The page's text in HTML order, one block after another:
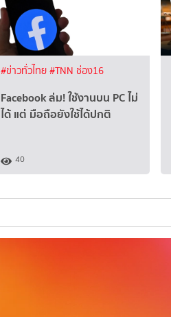
#ข่าวทั่วไทย#TNN ช่อง16
Facebook ล่ม! ใช้งานบน PC ไม่
ได้ แต่ มือถือยังใช้ได้ปกติ
40